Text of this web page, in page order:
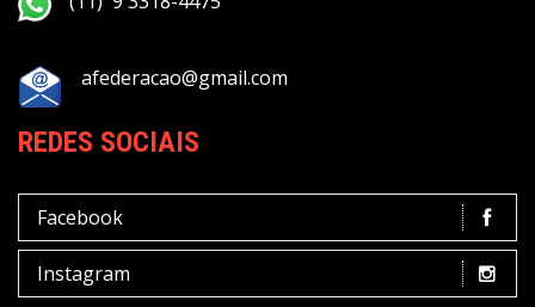
afederacao@gmail.com
REDES SOCIAIS
Facebook
Instagram